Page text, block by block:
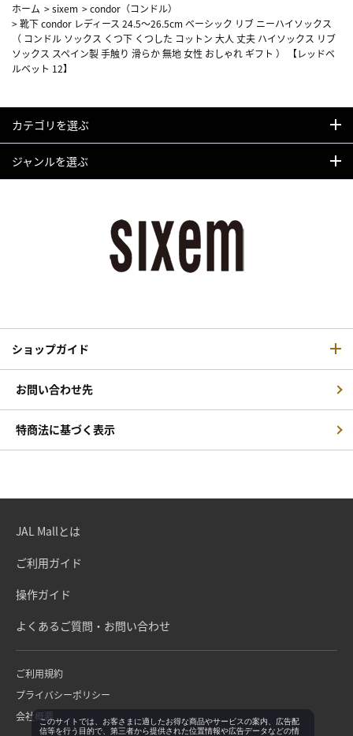
ホーム >sixem >condor（コンドル）
>靴下 condor レディース 24.5～26.5cm ベーシック リブ ニーハイソックス
（ コンドル ソックス くつ下 くつした コットン 大人 丈夫 ハイソックス リブ
ソックス スペイン製 手触り 滑らか 無地 女性 おしゃれ ギフト ） 【レッドベ
ルベット 12】
カテゴリを選ぶ
ジャンルを選ぶ
ショップガイド
お問い合わせ先
特商法に基づく表示
JAL Mallとは
ご利用ガイド
操作ガイド
よくあるご質問・お問い合わせ
ご利用規約
プライバシーポリシー
会社概要このサイトでは、お客さまに適したお得な商品やサービスの案内、広告配
信等を行う目的で、第三者から提供された位置情報や広告データなどの情